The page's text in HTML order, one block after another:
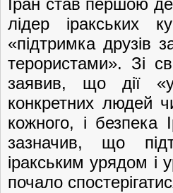
Іран став першою
лідер іракських
«підтримка друзів
терористами». Зі
заявив, що дії
конкретних людей
кожного, і
зазначив, що
іракським урядом і
почало